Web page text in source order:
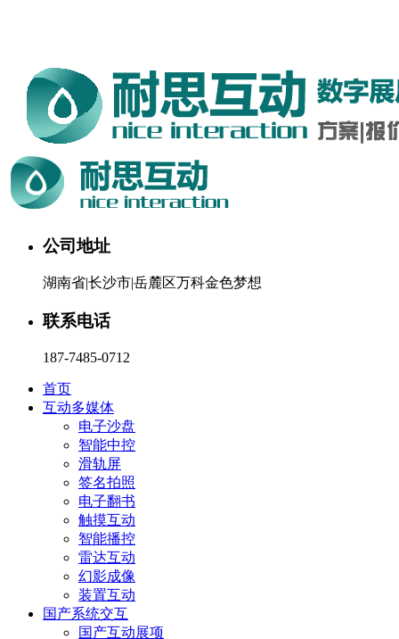
公司地址
湖南省|长沙市|岳麓区万科金色梦想
联系电话
187-7485-0712
首页
互动多媒体
电子沙盘
智能中控
滑轨屏
签名拍照
电子翻书
触摸互动
智能播控
雷达互动
幻影成像
装置互动
国产系统交互
国产互动展项